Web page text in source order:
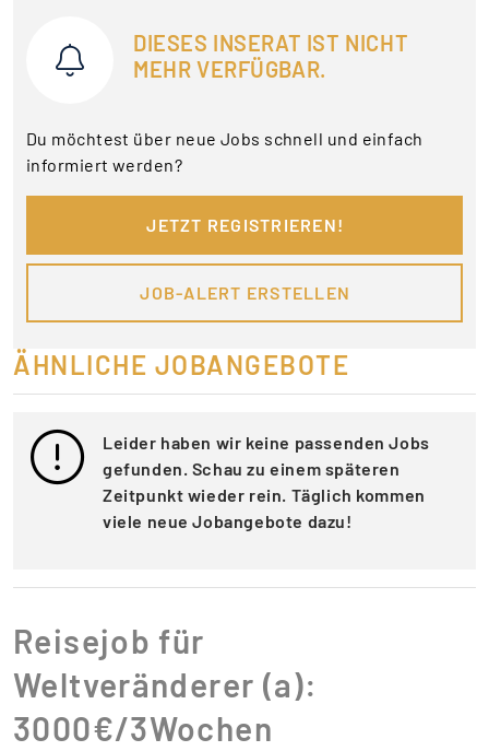
DIESES INSERAT IST NICHT
MEHR VERFÜGBAR.
Du möchtest über neue Jobs schnell und einfach
informiert werden?
JETZT REGISTRIEREN!
JOB-ALERT ERSTELLEN
ÄHNLICHE JOBANGEBOTE
Leider haben wir keine passenden Jobs
gefunden. Schau zu einem späteren
Zeitpunkt wieder rein. Täglich kommen
viele neue Jobangebote dazu!
Reisejob für
Weltveränderer (a):
3000€/3Wochen